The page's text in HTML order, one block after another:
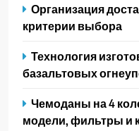
Организация
критерии выбора
Технология
базальтовых
Чемоданы на 4
модели, фильтры и